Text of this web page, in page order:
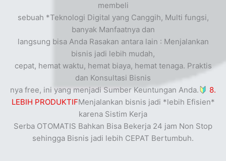
membeli
sebuah *Teknologi Digital yang Canggih, Multi fungsi,
banyak Manfaatnya dan
langsung bisa Anda Rasakan antara lain : Menjalankan
bisnis jadi lebih mudah,
cepat, hemat waktu, hemat biaya, hemat tenaga. Praktis
dan Konsultasi Bisnis
nya free, ini yang menjadi Sumber Keuntungan Anda.
8.
LEBIH PRODUKTIFMenjalankan bisnis jadi *lebih Efisien*
karena Sistim Kerja
Serba OTOMATIS Bahkan Bisa Bekerja 24 jam Non Stop
sehingga Bisnis jadi lebih CEPAT Bertumbuh.